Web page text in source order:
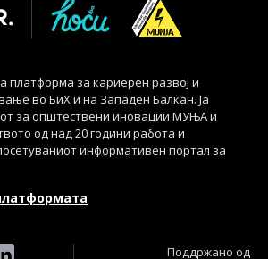
платформа за кариерен развој и
во БиХ и на Западен Балкан. Ја
за општествени иновации МУЊА и
од над 20 години работа и
информативен портал за
Поддржано од